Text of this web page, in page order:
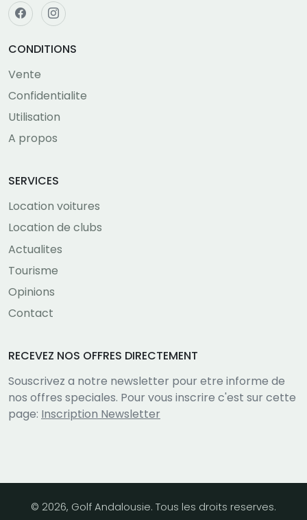
CONDITIONS
Vente
Confidentialite
Utilisation
A propos
SERVICES
Location voitures
Location de clubs
Actualites
Tourisme
Opinions
Contact
RECEVEZ NOS OFFRES DIRECTEMENT
Souscrivez a notre newsletter pour etre informe de
nos offres speciales. Pour vous inscrire c'est sur cette
page: Inscription Newsletter
© 2026, Golf Andalousie. Tous les droits reserves.